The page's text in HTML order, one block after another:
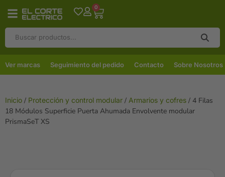
0
Ver marcas Seguimiento del pedido Contacto Sobre Nosotros
Inicio / Protección y control modular / Armarios y cofres / 4 Filas
18 Módulos Superficie Puerta Ahumada Envolvente modular
PrismaSeT XS